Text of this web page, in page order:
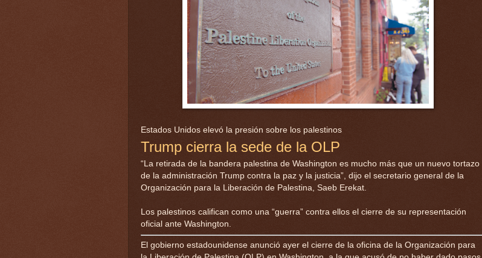
Estados Unidos elevó la presión sobre los palestinos
Trump cierra la sede de la OLP
“La retirada de la bandera palestina de Washington es mucho más que un nuevo tortazo
de la administración Trump contra la paz y la justicia”, dijo el secretario general de la
Organización para la Liberación de Palestina, Saeb Erekat.
Los palestinos califican como una “guerra” contra ellos el cierre de su representación
oficial ante Washington.
El gobierno estadounidense anunció ayer el cierre de la oficina de la Organización para